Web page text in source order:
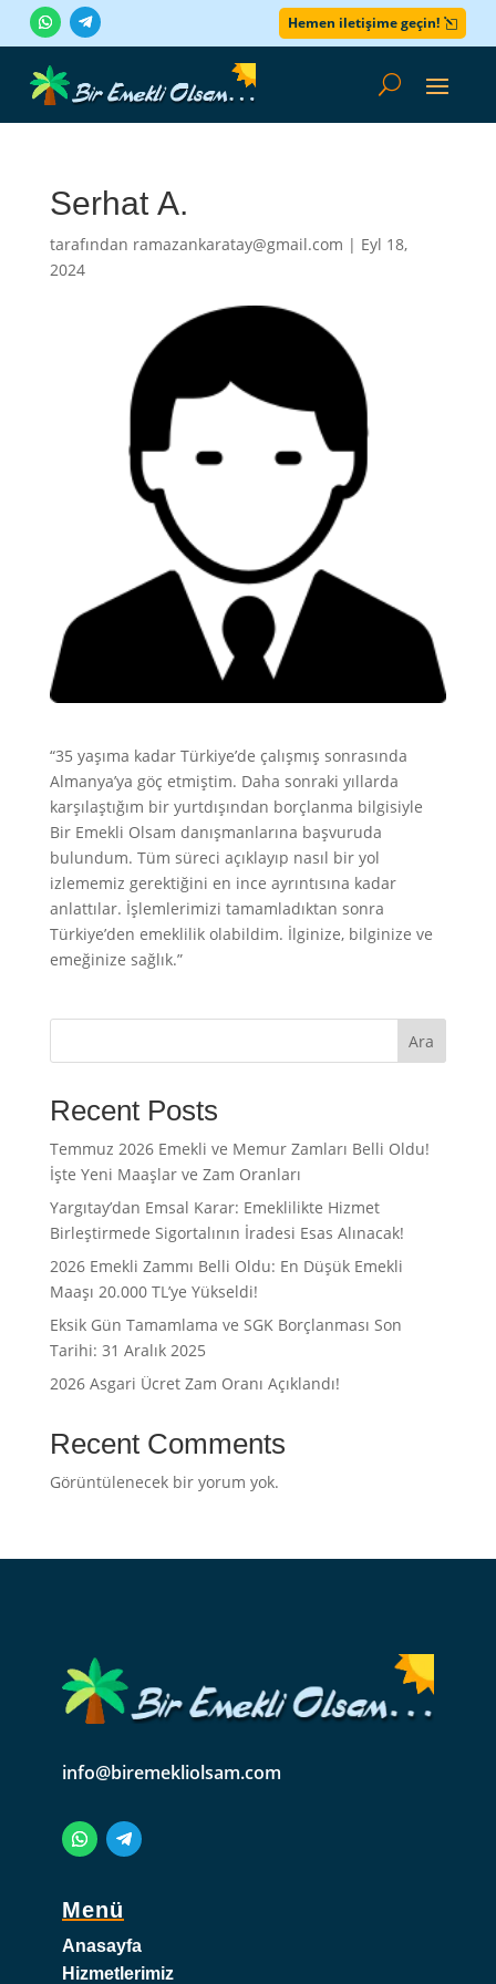
Hemen iletişime geçin!
Serhat A.
tarafından ramazankaratay@gmail.com | Eyl 18,
2024
“35 yaşıma kadar Türkiye’de çalışmış sonrasında
Almanya’ya göç etmiştim. Daha sonraki yıllarda
karşılaştığım bir yurtdışından borçlanma bilgisiyle
Bir Emekli Olsam danışmanlarına başvuruda
bulundum. Tüm süreci açıklayıp nasıl bir yol
izlememiz gerektiğini en ince ayrıntısına kadar
anlattılar. İşlemlerimizi tamamladıktan sonra
Türkiye’den emeklilik olabildim. İlginize, bilginize ve
emeğinize sağlık.”
Ara
Recent Posts
Temmuz 2026 Emekli ve Memur Zamları Belli Oldu!
İşte Yeni Maaşlar ve Zam Oranları
Yargıtay’dan Emsal Karar: Emeklilikte Hizmet
Birleştirmede Sigortalının İradesi Esas Alınacak!
2026 Emekli Zammı Belli Oldu: En Düşük Emekli
Maaşı 20.000 TL’ye Yükseldi!
Eksik Gün Tamamlama ve SGK Borçlanması Son
Tarihi: 31 Aralık 2025
2026 Asgari Ücret Zam Oranı Açıklandı!
Recent Comments
Görüntülenecek bir yorum yok.
info@biremekliolsam.com
Menü
Anasayfa
Hizmetlerimiz